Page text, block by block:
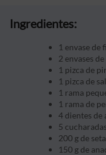
Ingredientes:
1 envase de
2 envases
1 pizca de
1 pizca de sal
1 rama
1 rama de
4 dientes de
5
200 g de
150 g de